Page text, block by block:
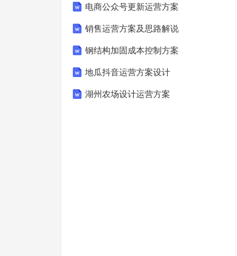
电商公众号更新运营方案
销售运营方案及思路解说
钢结构加固成本控制方案
地瓜抖音运营方案设计
湖州农场设计运营方案